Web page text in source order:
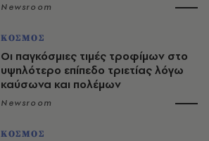
Newsroom
ΚΟΣΜΟΣ
Οι παγκόσμιες τιμές τροφίμων στο
υψηλότερο επίπεδο τριετίας λόγω
καύσωνα και πολέμων
Newsroom
ΚΟΣΜΟΣ